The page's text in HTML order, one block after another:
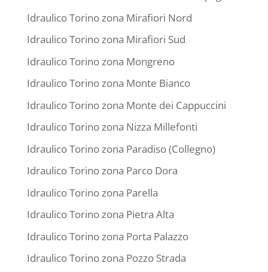
Idraulico Torino zona Mirafiori Nord
Idraulico Torino zona Mirafiori Sud
Idraulico Torino zona Mongreno
Idraulico Torino zona Monte Bianco
Idraulico Torino zona Monte dei Cappuccini
Idraulico Torino zona Nizza Millefonti
Idraulico Torino zona Paradiso (Collegno)
Idraulico Torino zona Parco Dora
Idraulico Torino zona Parella
Idraulico Torino zona Pietra Alta
Idraulico Torino zona Porta Palazzo
Idraulico Torino zona Pozzo Strada